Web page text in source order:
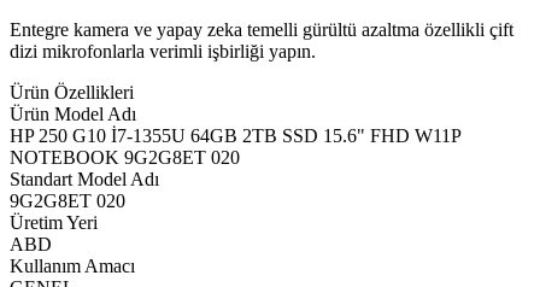
Entegre kamera ve yapay zeka temelli gürültü azaltma özellikli çift
dizi mikrofonlarla verimli işbirliği yapın.
Ürün Özellikleri
Ürün Model Adı
HP 250 G10 İ7-1355U 64GB 2TB SSD 15.6" FHD W11P
NOTEBOOK 9G2G8ET 020
Standart Model Adı
9G2G8ET 020
Üretim Yeri
ABD
Kullanım Amacı